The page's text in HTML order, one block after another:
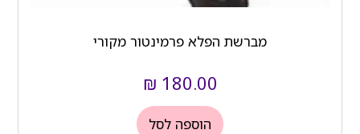
מברשת הפלא פרמינטור מקורי
₪ 180.00
הוספה לסל